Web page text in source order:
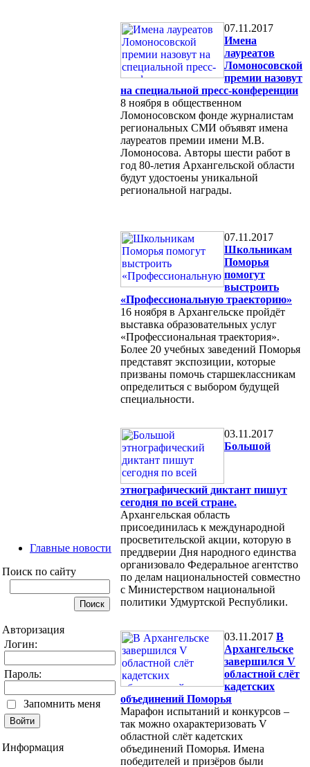
Главные новости
Поиск по сайту
Авторизация
Логин:
Пароль:
Запомнить меня
Информация
07.11.2017
Имена
лауреатов
Ломоносовской
премии назовут
на специальной пресс-конференции
8 ноября в общественном
Ломоносовском фонде журналистам
региональных СМИ объявят имена
лауреатов премии имени М.В.
Ломоносова. Авторы шести работ в
год 80-летия Архангельской области
будут удостоены уникальной
региональной награды.
07.11.2017
Школьникам
Поморья
помогут
выстроить
«Профессиональную траекторию»
16 ноября в Архангельске пройдёт
выставка образовательных услуг
«Профессиональная траектория».
Более 20 учебных заведений Поморья
представят экспозиции, которые
призваны помочь старшеклассникам
определиться с выбором будущей
специальности.
03.11.2017
Большой
этнографический диктант пишут
сегодня по всей стране.
Архангельская область
присоединилась к международной
просветительской акции, которую в
преддверии Дня народного единства
организовало Федеральное агентство
по делам национальностей совместно
с Министерством национальной
политики Удмуртской Республики.
03.11.2017 В
Архангельске
завершился V
областной слёт
кадетских
объединений Поморья
Марафон испытаний и конкурсов –
так можно охарактеризовать V
областной слёт кадетских
объединений Поморья. Имена
победителей и призёров были